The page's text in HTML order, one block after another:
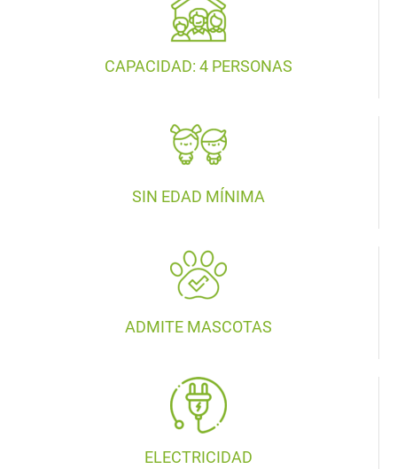
CAPACIDAD: 4 PERSONAS
SIN EDAD MÍNIMA
ADMITE MASCOTAS
ELECTRICIDAD